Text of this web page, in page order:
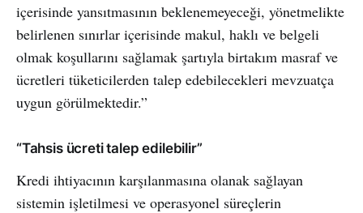
içerisinde yansıtmasının beklenemeyeceği, yönetmelikte
belirlenen sınırlar içerisinde makul, haklı ve belgeli
olmak koşullarını sağlamak şartıyla birtakım masraf ve
ücretleri tüketicilerden talep edebilecekleri mevzuatça
uygun görülmektedir.”
“Tahsis ücreti talep edilebilir”
Kredi ihtiyacının karşılanmasına olanak sağlayan
sistemin işletilmesi ve operasyonel süreçlerin